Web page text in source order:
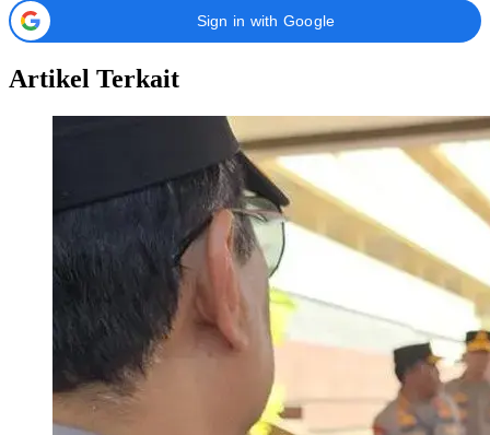
Sign in with Google
Artikel Terkait